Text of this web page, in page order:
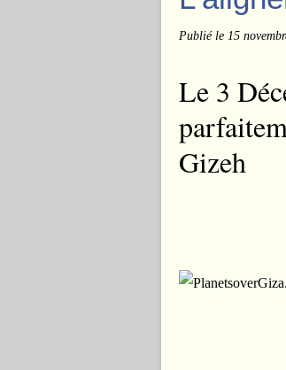
Publié le 15
Le 3
Gizeh